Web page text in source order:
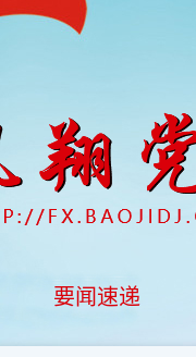
要闻速递